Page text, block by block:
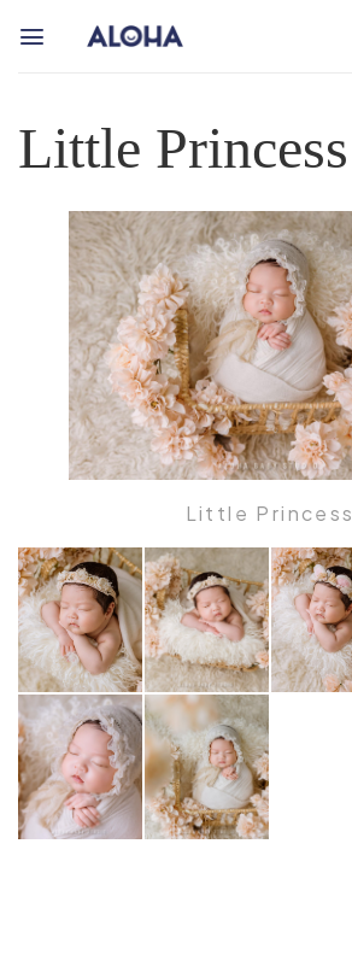
qua
dungLittle Princess
Little Princess